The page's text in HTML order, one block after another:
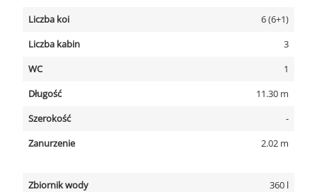
Liczba koi
6 (6+1)
Liczba kabin
3
WC
1
Długość
11.30 m
Szerokość
-
Zanurzenie
2.02 m
Zbiornik wody
360 l